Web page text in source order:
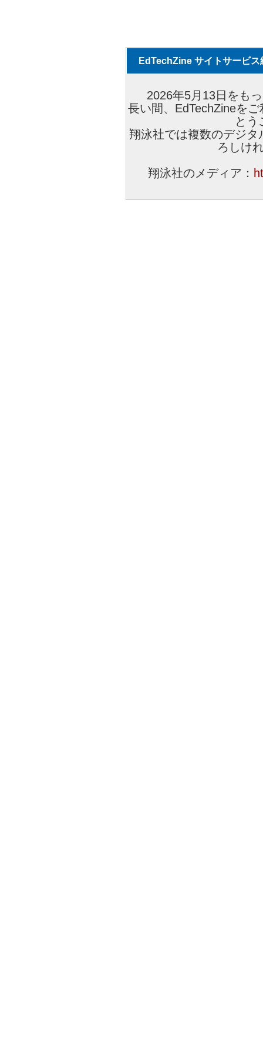
EdTechZine サイトサービス
2026年5月13日をも
長い間、EdTechZineを
とう
翔泳社では複数のデジ
ろしけ
翔泳社のメディア：